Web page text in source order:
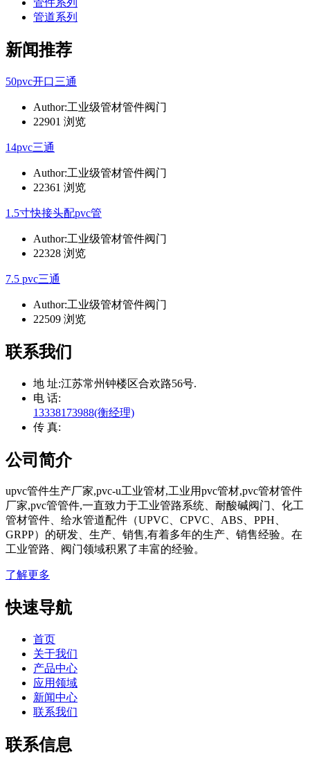
管件系列
管道系列
新闻推荐
50pvc开口三通
Author:工业级管材管件阀门
22901 浏览
14pvc三通
Author:工业级管材管件阀门
22361 浏览
1.5寸快接头配pvc管
Author:工业级管材管件阀门
22328 浏览
7.5 pvc三通
Author:工业级管材管件阀门
22509 浏览
联系我们
地 址:江苏常州钟楼区合欢路56号.
电 话:
13338173988(衡经理)
传 真:
公司简介
upvc管件生产厂家,pvc-u工业管材,工业用pvc管材,pvc管材管件
厂家,pvc管管件,一直致力于工业管路系统、耐酸碱阀门、化工
管材管件、给水管道配件（UPVC、CPVC、ABS、PPH、
GRPP）的研发、生产、销售,有着多年的生产、销售经验。在
工业管路、阀门领域积累了丰富的经验。
了解更多
快速导航
首页
关于我们
产品中心
应用领域
新闻中心
联系我们
联系信息